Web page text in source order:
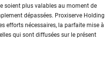
soient plus valables au moment de
dépassées. Proxiserve Holding
efforts nécessaires, la parfaite mise à
qui sont diffusées sur le présent